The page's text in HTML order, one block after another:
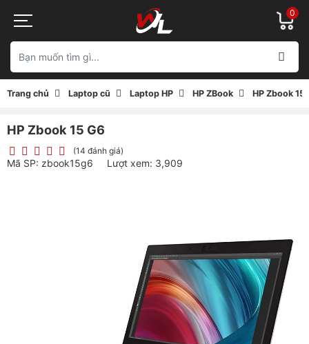
0
Trang chủ Laptop cũ Laptop HP HP ZBook HP Zbook 15
HP Zbook 15 G6
(14 đánh giá)
Mã SP: zbook15g6 Lượt xem: 3,909